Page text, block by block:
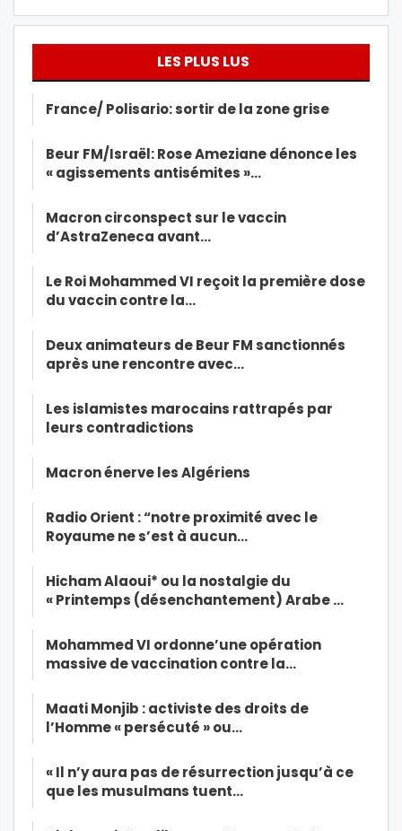
LES PLUS LUS
France/ Polisario: sortir de la zone grise
Beur FM/Israël: Rose Ameziane dénonce les
« agissements antisémites »…
Macron circonspect sur le vaccin
d’AstraZeneca avant…
Le Roi Mohammed VI reçoit la première dose
du vaccin contre la…
Deux animateurs de Beur FM sanctionnés
après une rencontre avec…
Les islamistes marocains rattrapés par
leurs contradictions
Macron énerve les Algériens
Radio Orient : “notre proximité avec le
Royaume ne s’est à aucun…
Hicham Alaoui* ou la nostalgie du
« Printemps (désenchantement) Arabe …
Mohammed VI ordonne’une opération
massive de vaccination contre la…
Maati Monjib : activiste des droits de
l’Homme « persécuté » ou…
« Il n’y aura pas de résurrection jusqu’à ce
que les musulmans tuent…